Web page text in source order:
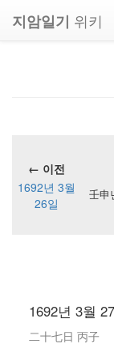
지암일기 위키
← 이전
1692년 3월
26일
壬申
1692년 3월
二十七日 丙子